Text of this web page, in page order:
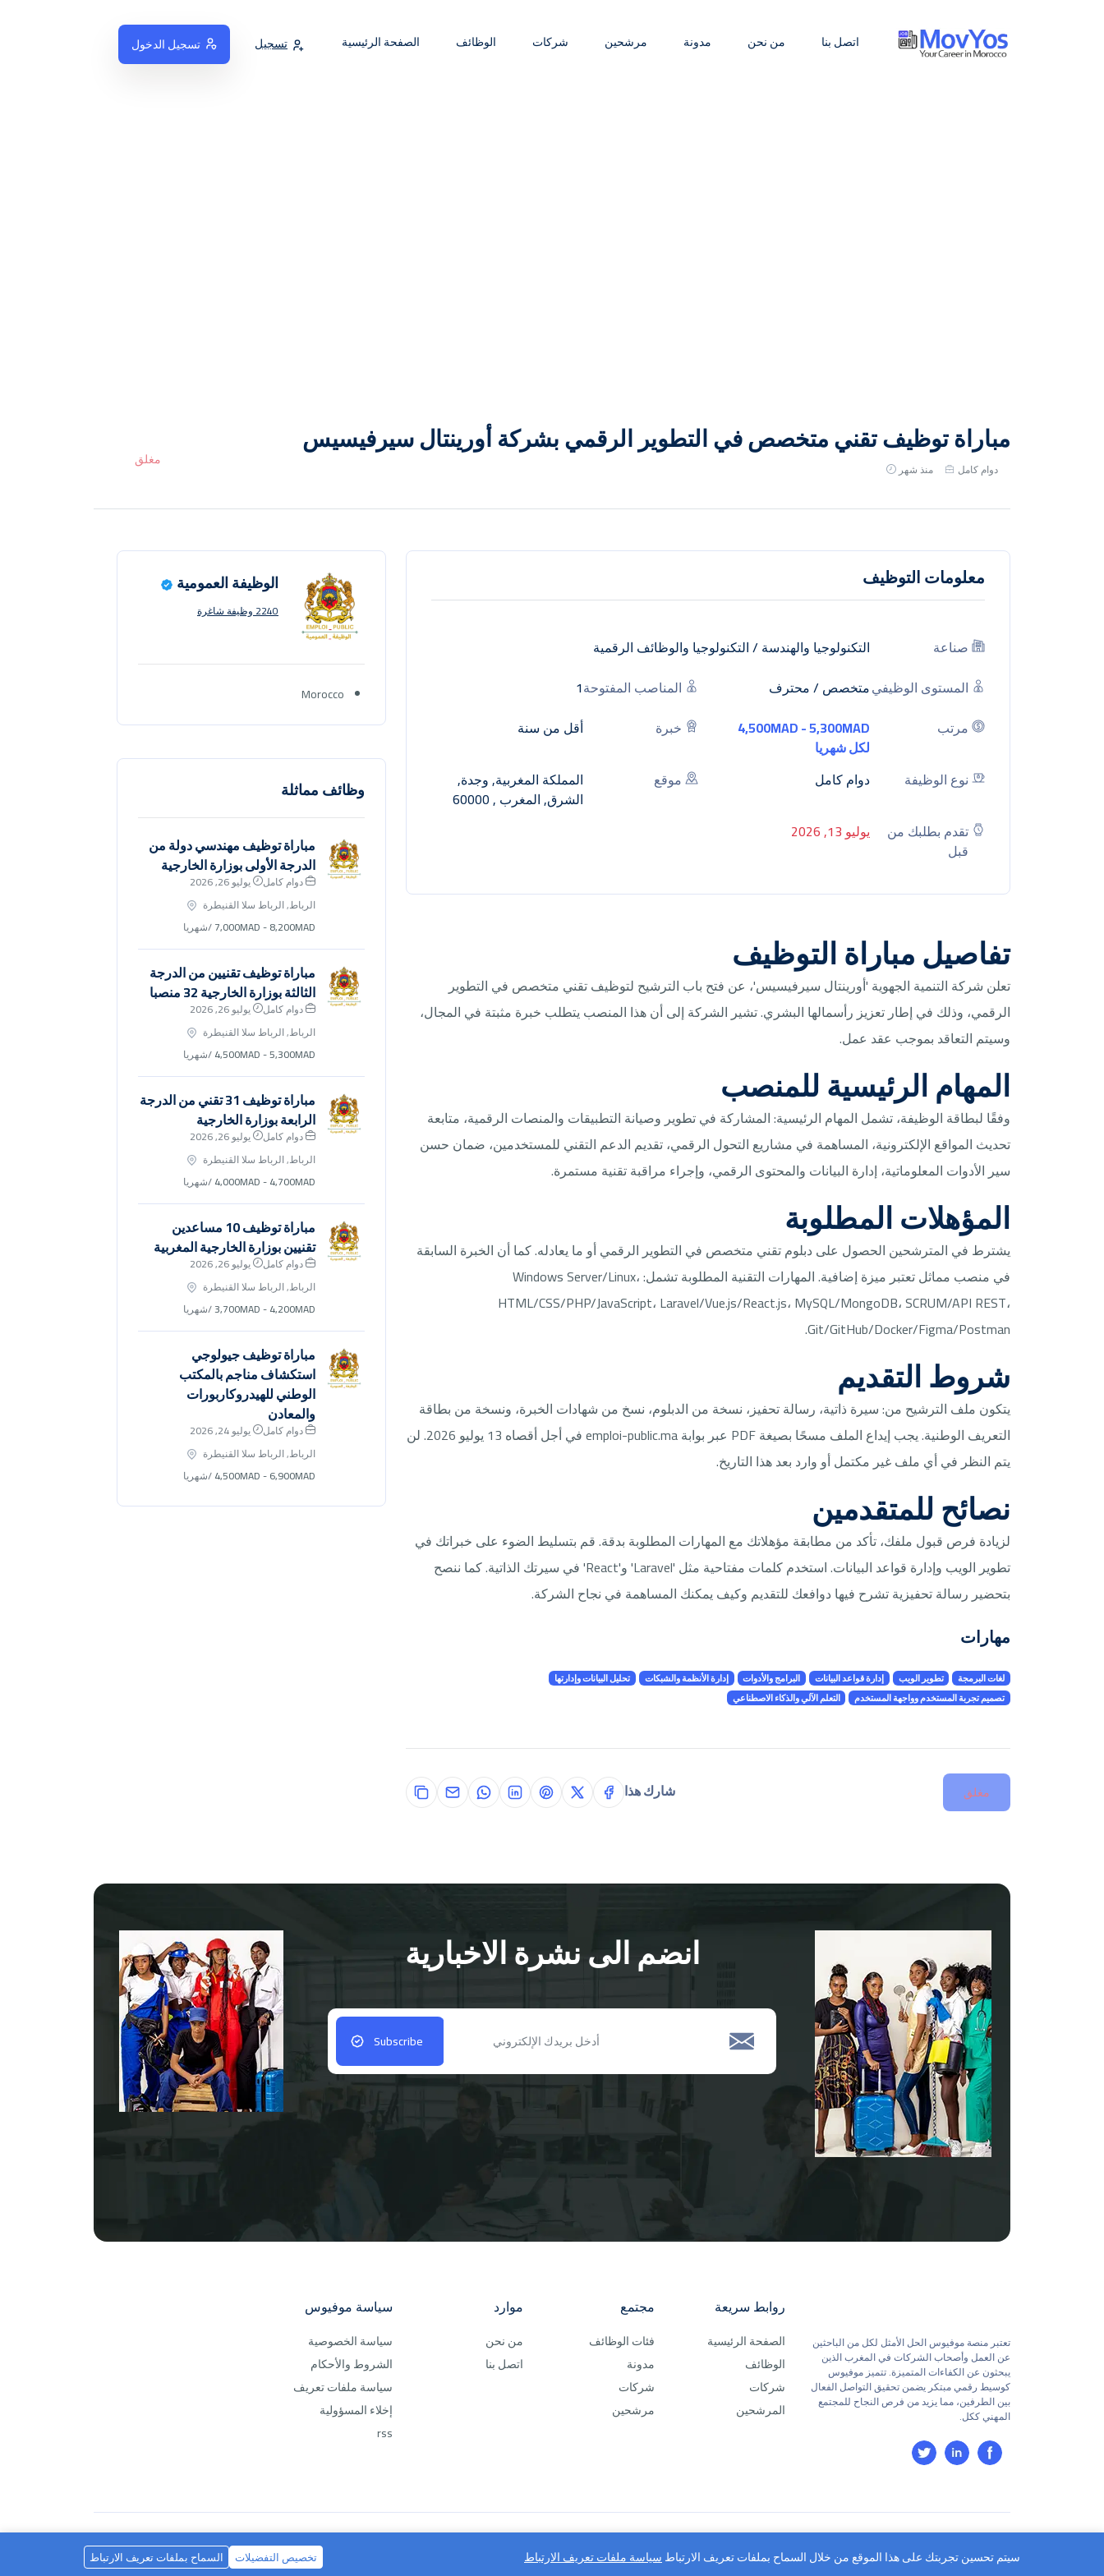
الصفحة الرئيسية الوظائف شركات مرشحين مدونة من نحن اتصل بنا تسجيل تسجيل الدخول
مباراة توظيف تقني متخصص في التطوير الرقمي بشركة أورينتال سيرفيسيس
دوام كامل منذ شهر مغلق
معلومات التوظيف
صناعة التكنولوجيا والهندسة/التكنولوجيا والوظائف الرقمية
المستوى الوظيفيمتخصص / محترف المناصب المفتوحة1
مرتب
4,500MAD - 5,300MAD
لكل شهريا
خبرة أقل من سنة
نوع الوظيفة دوام كامل موقع
المملكة المغربية, وجدة,
الشرق, المغرب , 60000
تقدم بطلبك من
قبل
يوليو 13, 2026
تفاصيل مباراة التوظيف
تعلن شركة التنمية الجهوية 'أورينتال سيرفيسيس'، عن فتح باب الترشيح لتوظيف تقني متخصص في التطوير
الرقمي، وذلك في إطار تعزيز رأسمالها البشري. تشير الشركة إلى أن هذا المنصب يتطلب خبرة مثبتة في المجال،
وسيتم التعاقد بموجب عقد عمل.
المهام الرئيسية للمنصب
وفقًا لبطاقة الوظيفة، تشمل المهام الرئيسية: المشاركة في تطوير وصيانة التطبيقات والمنصات الرقمية، متابعة
تحديث المواقع الإلكترونية، المساهمة في مشاريع التحول الرقمي، تقديم الدعم التقني للمستخدمين، ضمان حسن
سير الأدوات المعلوماتية، إدارة البيانات والمحتوى الرقمي، وإجراء مراقبة تقنية مستمرة.
المؤهلات المطلوبة
يشترط في المترشحين الحصول على دبلوم تقني متخصص في التطوير الرقمي أو ما يعادله. كما أن الخبرة السابقة
في منصب مماثل تعتبر ميزة إضافية. المهارات التقنية المطلوبة تشمل: Windows Server/Linux،
HTML/CSS/PHP/JavaScript، Laravel/Vue.js/React.js، MySQL/MongoDB، SCRUM/API REST،
Git/GitHub/Docker/Figma/Postman.
شروط التقديم
يتكون ملف الترشيح من: سيرة ذاتية، رسالة تحفيز، نسخة من الدبلوم، نسخ من شهادات الخبرة، ونسخة من بطاقة
التعريف الوطنية. يجب إيداع الملف مسحًا بصيغة PDF عبر بوابة emploi-public.ma في أجل أقصاه 13 يوليو 2026. لن
يتم النظر في أي ملف غير مكتمل أو وارد بعد هذا التاريخ.
نصائح للمتقدمين
لزيادة فرص قبول ملفك، تأكد من مطابقة مؤهلاتك مع المهارات المطلوبة بدقة. قم بتسليط الضوء على خبراتك في
تطوير الويب وإدارة قواعد البيانات. استخدم كلمات مفتاحية مثل 'Laravel' و'React' في سيرتك الذاتية. كما ننصح
بتحضير رسالة تحفيزية تشرح فيها دوافعك للتقديم وكيف يمكنك المساهمة في نجاح الشركة.
مهارات
لغات البرمجة تطوير الويب إدارة قواعد البيانات البرامج والأدوات إدارة الأنظمة والشبكات
تحليل البيانات وإدارتها
تصميم تجربة المستخدم وواجهة المستخدم
التعلم الآلي والذكاء الاصطناعي
مغلق شارك هذا
الوظيفة العمومية
2240 وظيفة شاغرة
Morocco
وظائف مماثلة
مباراة توظيف مهندسي دولة من
الدرجة الأولى بوزارة الخارجية
دوام كامل
يوليو 26, 2026
الرباط, الرباط سلا القنيطرة
7,000MAD - 8,200MAD/شهريا
مباراة توظيف تقنيين من الدرجة
الثالثة بوزارة الخارجية 32 منصبا
دوام كامل
يوليو 26, 2026
الرباط, الرباط سلا القنيطرة
4,500MAD - 5,300MAD/شهريا
مباراة توظيف 31 تقني من الدرجة
الرابعة بوزارة الخارجية
دوام كامل
يوليو 26, 2026
الرباط, الرباط سلا القنيطرة
4,000MAD - 4,700MAD/شهريا
مباراة توظيف 10 مساعدين
تقنيين بوزارة الخارجية المغربية
دوام كامل
يوليو 26, 2026
الرباط, الرباط سلا القنيطرة
3,700MAD - 4,200MAD/شهريا
مباراة توظيف جيولوجي
استكشاف مناجم بالمكتب
الوطني للهيدروكاربورات
والمعادن
دوام كامل
يوليو 24, 2026
الرباط, الرباط سلا القنيطرة
4,500MAD - 6,900MAD/شهريا
انضم الى نشرة الاخبارية
Subscribe
تعتبر منصة موفيوس الحل الأمثل لكل من الباحثين
عن العمل وأصحاب الشركات في المغرب الذين
يبحثون عن الكفاءات المتميزة. تتميز موفيوس
كوسيط رقمي مبتكر يضمن تحقيق التواصل الفعال
بين الطرفين، مما يزيد من فرص النجاح للمجتمع
المهني ككل.
روابط سريعة
الصفحة الرئيسية
الوظائف
شركات
المرشحين
مجتمع
فئات الوظائف
مدونة
شركات
مرشحين
موارد
من نحن
اتصل بنا
سياسة موفيوس
سياسة الخصوصية
الشروط والأحكام
سياسة ملفات تعريف
إخلاء المسؤولية
rss
العربية سيتم تحسين تجربتك على هذا الموقع من خلال السماح بملفات تعريف الارتباطسياسة ملفات تعريف الارتباط تخصيص التفضيلات السماح بملفات تعريف الارتباط